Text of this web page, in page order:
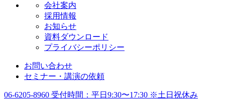
会社案内
採用情報
お知らせ
資料ダウンロード
プライバシーポリシー
お問い合わせ
セミナー・講演の依頼
06-6205-8960 受付時間：平日9:30〜17:30 ※土日祝休み